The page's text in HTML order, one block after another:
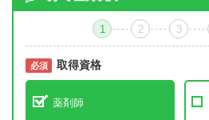
1 2 3
必須 取得資格
薬剤師